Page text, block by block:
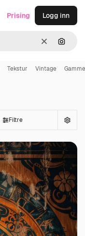
Slett Søk
Prising Logg inn
Tekstur Vintage
Filtre